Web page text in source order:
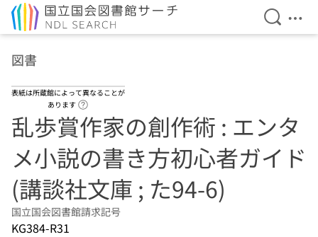
検索を
メ
図書
表紙は所蔵館によって異なることが
あります
乱歩賞作家の創作術 : エンタ
メ小説の書き方初心者ガイド
(講談社文庫 ; た94-6)
国立国会図書館請求記号
KG384-R31